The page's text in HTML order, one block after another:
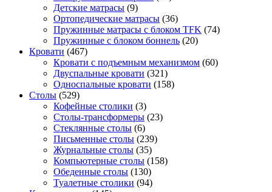
Детские матрасы (9)
Ортопедические матрасы (36)
Пружинные матрасы с блоком TFK (74)
Пружинные с блоком боннель (20)
Кровати (467)
Кровати с подъемным механизмом (60)
Двуспальные кровати (321)
Односпальные кровати (158)
Столы (529)
Кофейные столики (3)
Столы-трансформеры (23)
Стеклянные столы (6)
Письменные столы (239)
Журнальные столы (35)
Компьютерные столы (158)
Обеденные столы (130)
Туалетные столики (94)